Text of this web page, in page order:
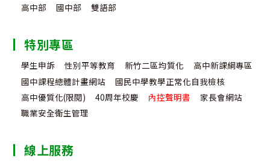
高中部 國中部 雙語部
特別專區
學生申訴 性別平等教育 新竹二區均質化
高中新課綱專區
國中課程總體計畫網站
國民中學教學正常化自我檢核
高中優質化(限閱)
40周年校慶 內控聲明書
家長會網站
職業安全衛生管理
線上服務